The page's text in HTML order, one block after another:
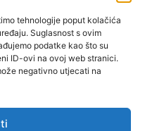
tehnologije poput kolačića
Suglasnost s ovim
podatke kao što su
ID-ovi na ovoj web stranici.
negativno utjecati na
LETO 2026!